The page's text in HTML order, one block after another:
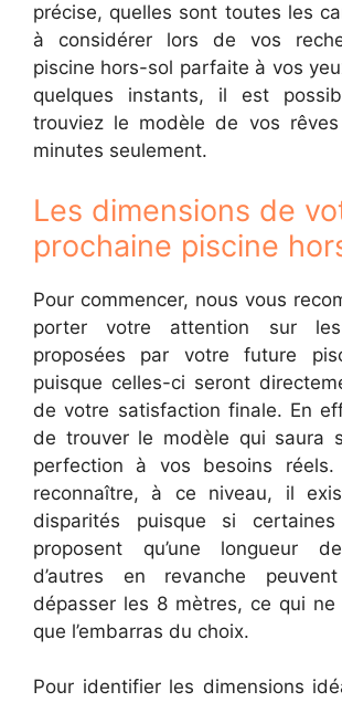
précise, quelles sont toutes les
à considérer lors de vos
piscine hors-sol parfaite à vos
quelques instants, il est
trouviez le modèle de vos
minutes seulement.
Les dimensions de
prochaine piscine
Pour commencer, nous vous
porter votre attention sur les
proposées par votre future
puisque celles-ci seront
de votre satisfaction finale. En
de trouver le modèle qui saura
perfection à vos besoins
reconnaître, à ce niveau, il
disparités puisque si
proposent qu’une longueur
d’autres en revanche
dépasser les 8 mètres, ce qui ne
que l’embarras du choix.
Pour identifier les dimensions